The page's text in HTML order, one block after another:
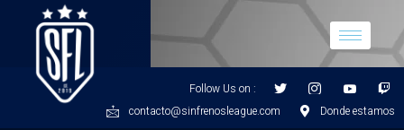
Follow Us on :
contacto@sinfrenosleague.com
Donde estamos